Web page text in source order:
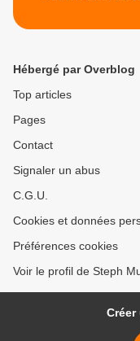
Hébergé par Overblog
Top articles
Pages
Contact
Signaler un abus
C.G.U.
Cookies et données
Préférences cookies
Voir le profil de Steph